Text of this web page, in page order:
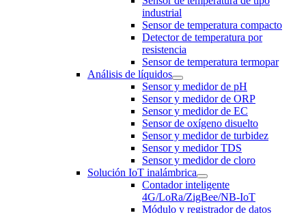
industrial
Sensor de temperatura compacto
Detector de temperatura por
resistencia
Sensor de temperatura termopar
Análisis de líquidos
Sensor y medidor de pH
Sensor y medidor de ORP
Sensor y medidor de EC
Sensor de oxígeno disuelto
Sensor y medidor de turbidez
Sensor y medidor TDS
Sensor y medidor de cloro
Solución IoT inalámbrica
Contador inteligente
4G/LoRa/ZigBee/NB-IoT
Módulo y registrador de datos